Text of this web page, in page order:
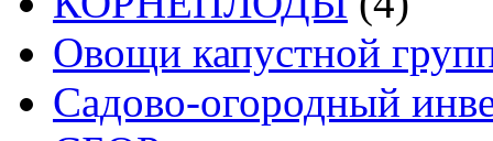
Овощи капустной
Садово-огородный